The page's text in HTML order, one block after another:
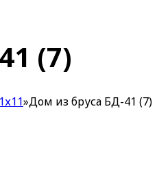
(7)
»Дом из бруса БД-41 (7)